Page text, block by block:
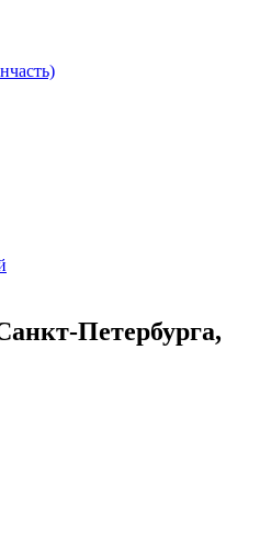
Петербурга,